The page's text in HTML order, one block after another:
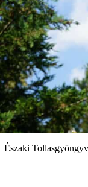
Északi